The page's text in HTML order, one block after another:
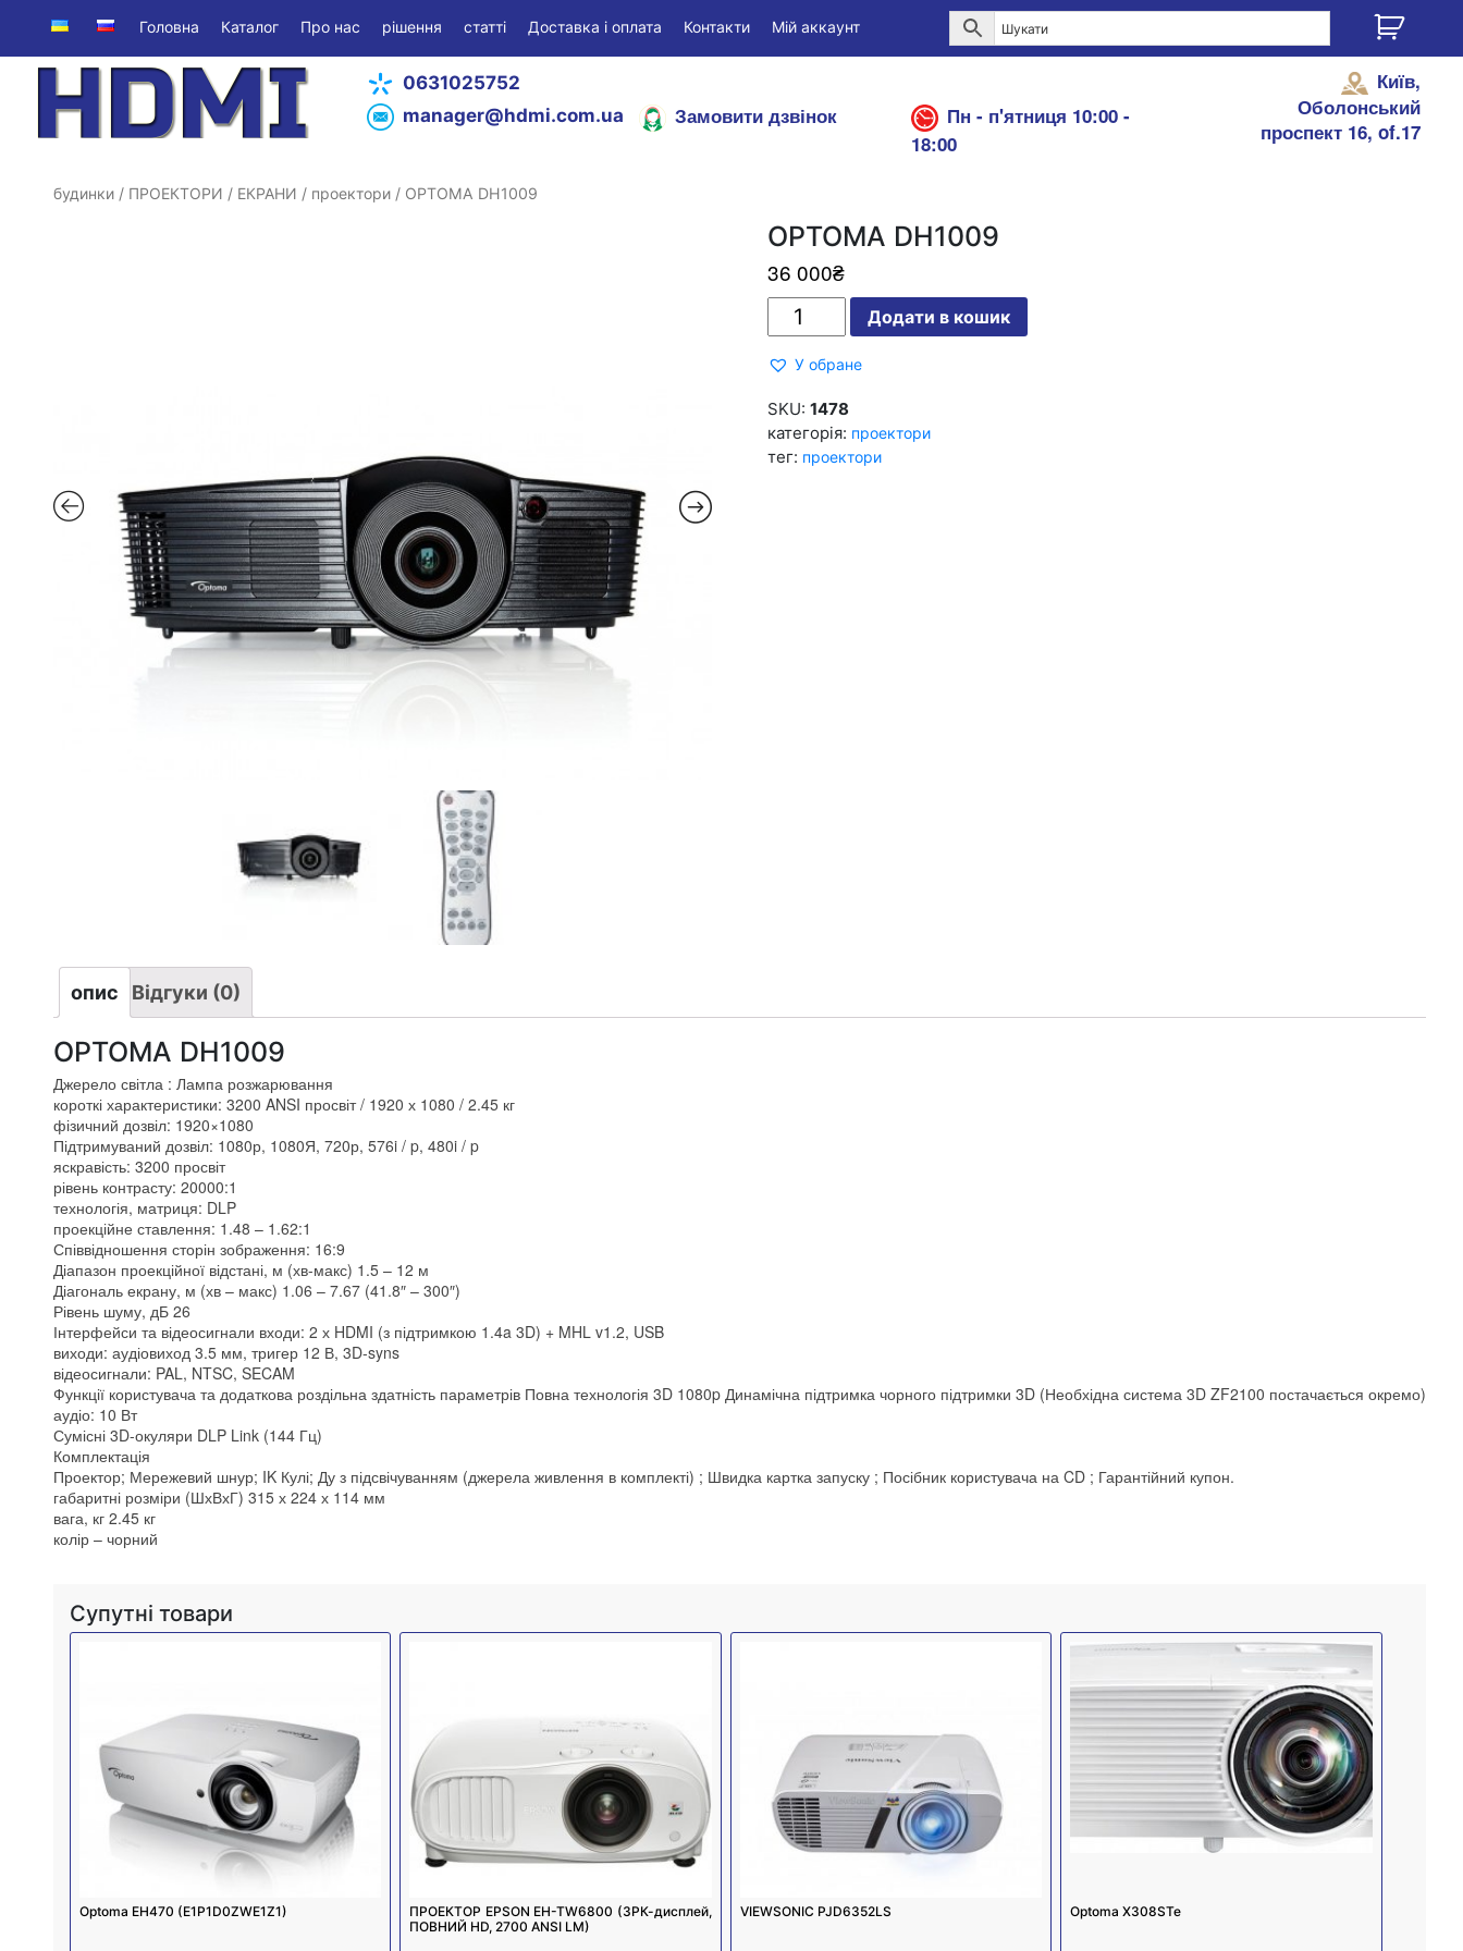
Головна Каталог Про нас рішення статті Доставка і оплата Контакти Мій аккаунт
0631025752
manager@hdmi.com.ua
Замовити дзвінок
Пн - п'ятниця 10:00 -
18:00
Київ,
Оболонський
проспект 16, of.17
будинки/ ПРОЕКТОРИ / ЕКРАНИ / проектори/ OPTOMA DH1009
OPTOMA DH1009
36 000₴
кількість
Додати в кошик
У обране
SKU: 1478
категорія: проектори
тег: проектори
опис Відгуки (0)
OPTOMA DH1009
Джерело світла : Лампа розжарювання
короткі характеристики: 3200 ANSI просвіт / 1920 х 1080 / 2.45 кг
фізичний дозвіл: 1920×1080
Підтримуваний дозвіл: 1080р, 1080Я, 720р, 576i / p, 480i / p
яскравість: 3200 просвіт
рівень контрасту: 20000:1
технологія, матриця: DLP
проекційне ставлення: 1.48 – 1.62:1
Співвідношення сторін зображення: 16:9
Діапазон проекційної відстані, м (хв-макс) 1.5 – 12 м
Діагональ екрану, м (хв – макс) 1.06 – 7.67 (41.8″ – 300″)
Рівень шуму, дБ 26
Інтерфейси та відеосигнали входи: 2 х HDMI (з підтримкою 1.4a 3D) + MHL v1.2, USB
виходи: аудіовиход 3.5 мм, тригер 12 В, 3D-syns
відеосигнали: PAL, NTSC, SECAM
Функції користувача та додаткова роздільна здатність параметрів Повна технологія 3D 1080p Динамічна підтримка чорного підтримки 3D (Необхідна система 3D ZF2100 постачається окремо)
аудіо: 10 Вт
Сумісні 3D-окуляри DLP Link (144 Гц)
Комплектація
Проектор; Мережевий шнур; IK Кулі; Ду з підсвічуванням (джерела живлення в комплекті) ; Швидка картка запуску ; Посібник користувача на CD ; Гарантійний купон.
габаритні розміри (ШхВхГ) 315 х 224 х 114 мм
вага, кг 2.45 кг
колір – чорний
Супутні товари
Optoma EH470 (E1P1D0ZWE1Z1)
ПРОЕКТОР EPSON EH-TW6800 (3РК-дисплей,
ПОВНИЙ HD, 2700 ANSI LM)
VIEWSONIC PJD6352LS Optoma X308STe